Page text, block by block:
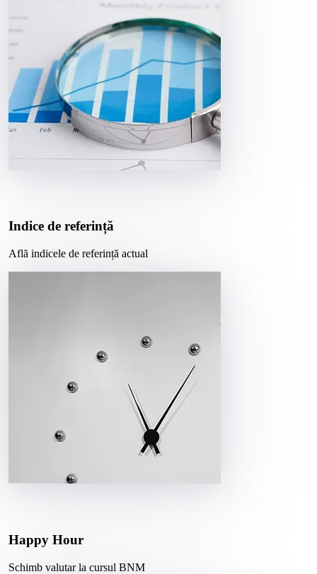
Indice de referință
Află indicele de referință actual
Happy Hour
Schimb valutar la cursul BNM